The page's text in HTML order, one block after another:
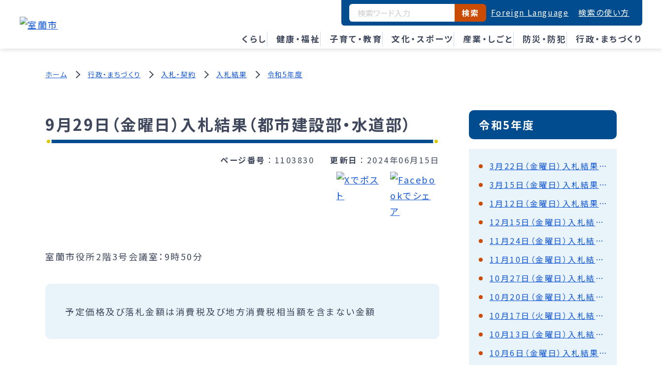
くらし 健康・福祉 子育て・教育 文化・スポーツ 産業・しごと 防災・防犯 行政・まちづくり
検索 Foreign Language 検索の使い方
ホーム 行政・まちづくり 入札・契約 入札結果 令和5年度
9月29日（金曜日）入札結果（都市建設部・水道部）
ページ番号 1103830 更新日 2024年06月15日
室蘭市役所2階3号会議室：9時50分
予定価格及び落札金額は消費税及び地方消費税相当額を含まない金額
令和5年度
3月22日（金曜日）入札結果（都市建設部）
3月15日（金曜日）入札結果（水道部）
1月12日（金曜日）入札結果（都市建設部）
12月15日（金曜日）入札結果（都市建設部）
11月24日（金曜日）入札結果（都市建設部・水道部）
11月10日（金曜日）入札結果（都市建設部）
10月27日（金曜日）入札結果（都市建設部・水道部）
10月20日（金曜日）入札結果（都市建設部）
10月17日（火曜日）入札結果（都市建設部）
10月13日（金曜日）入札結果（都市建設部・水道部）
10月6日（金曜日）入札結果（都市建設部・水道部）